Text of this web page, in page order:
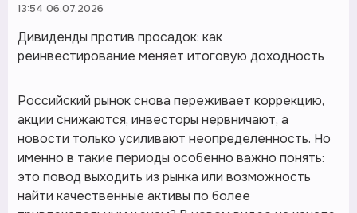
13:54 06.07.2026
Дивиденды против просадок: как
реинвестирование меняет итоговую доходность
Российский рынок снова переживает коррекцию,
акции снижаются, инвесторы нервничают, а
новости только усиливают неопределенность. Но
именно в такие периоды особенно важно понять:
это повод выходить из рынка или возможность
найти качественные активы по более